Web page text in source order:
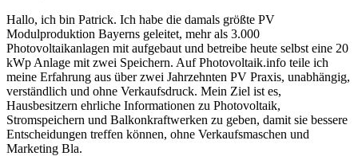
Hallo, ich bin Patrick. Ich habe die damals größte PV
Modulproduktion Bayerns geleitet, mehr als 3.000
Photovoltaikanlagen mit aufgebaut und betreibe heute selbst eine 20
kWp Anlage mit zwei Speichern. Auf Photovoltaik.info teile ich
meine Erfahrung aus über zwei Jahrzehnten PV Praxis, unabhängig,
verständlich und ohne Verkaufsdruck. Mein Ziel ist es,
Hausbesitzern ehrliche Informationen zu Photovoltaik,
Stromspeichern und Balkonkraftwerken zu geben, damit sie bessere
Entscheidungen treffen können, ohne Verkaufsmaschen und
Marketing Bla.